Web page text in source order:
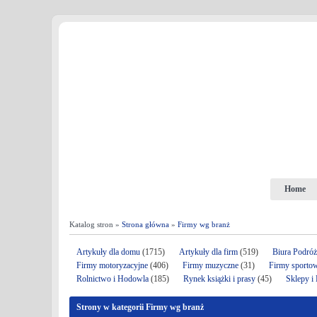
Home
Katalog stron » Strona główna » Firmy wg branż
Artykuły dla domu (1715) Artykuły dla firm (519)
Biura
Firmy motoryzacyjne (406) Firmy muzyczne (31)
Firmy
Rolnictwo i Hodowla (185) Rynek książki i prasy (45) Sklepy i
Strony w kategorii Firmy wg branż